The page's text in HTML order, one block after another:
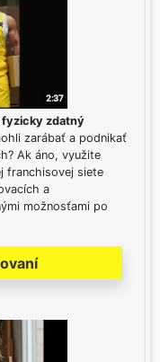
fyzicky zdatný
zarábať a podnikať
Ak áno, využite
franchisovej siete
a
možnosťami po